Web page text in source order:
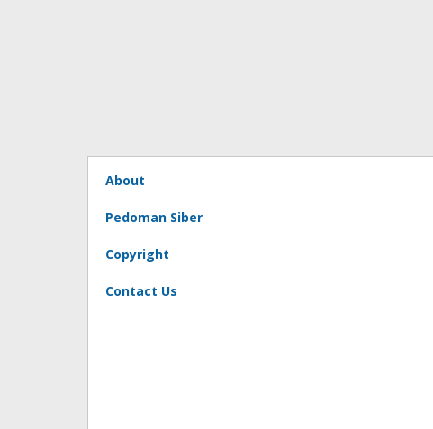
About
Pedoman Siber
Copyright
Contact Us